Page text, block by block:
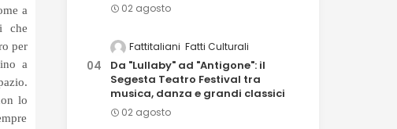
a
che
per
a
lo
02 agosto
Fattitaliani Fatti Culturali
Da "Lullaby" ad "Antigone": il
Segesta Teatro Festival tra
musica, danza e grandi classici
02 agosto